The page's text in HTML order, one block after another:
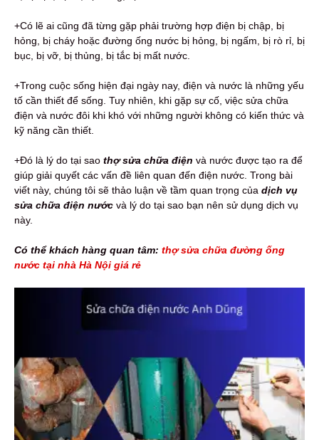
+Có lẽ ai cũng đã từng gặp phải trường hợp điện bị chập, bị
hỏng, bị cháy hoặc đường ống nước bị hỏng, bị ngấm, bị rò rỉ, bị
bục, bị vỡ, bị thủng, bị tắc bị mất nước.
+Trong cuộc sống hiện đại ngày nay, điện và nước là những yếu
tố cần thiết để sống. Tuy nhiên, khi gặp sự cố, việc sửa chữa
điện và nước đôi khi khó với những người không có kiến thức và
kỹ năng cần thiết.
+Đó là lý do tại sao thợ sửa chữa điện và nước được tạo ra để
giúp giải quyết các vấn đề liên quan đến điện nước. Trong bài
viết này, chúng tôi sẽ thảo luận về tầm quan trọng của dịch vụ
sửa chữa điện nước và lý do tại sao bạn nên sử dụng dịch vụ
này.
Có thể khách hàng quan tâm: thợ sửa chữa đường ống
nước tại nhà Hà Nội giá rẻ